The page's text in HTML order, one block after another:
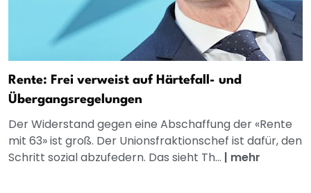
Rente: Frei verweist auf Härtefall- und
Übergangsregelungen
Der Widerstand gegen eine Abschaffung der «Rente
mit 63» ist groß. Der Unionsfraktionschef ist dafür, den
Schritt sozial abzufedern. Das sieht Th... | mehr